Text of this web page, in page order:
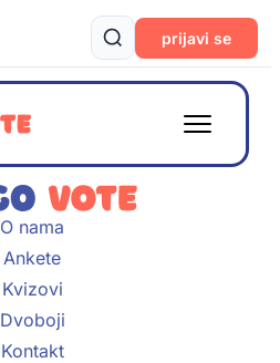
prijavi se
O nama
Ankete
Kvizovi
Dvoboji
Kontakt